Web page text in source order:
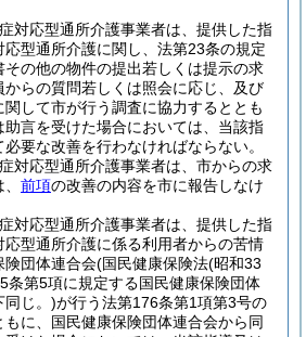
対応型通所介護事業者は、提供した指
応型通所介護に関し、法第23条の規定
その他の物件の提出若しくは提示の求
らの質問若しくは照会に応じ、及び
して市が行う調査に協力するととも
助言を受けた場合においては、当該指
要な改善を行わなければならない。
対応型通所介護事業者は、市からの求
前項の改善の内容を市に報告しなけ
対応型通所介護事業者は、提供した指
応型通所介護に係る利用者からの苦情
険団体連合会(国民健康保険法(昭和33
条第5項に規定する国民健康保険団体
同じ。)が行う法第176条第1項第3号の
に、国民健康保険団体連合会から同